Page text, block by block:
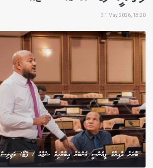
31 May 2026, 18:20
ބާރަށު ދާއިރާގެ ޕީއެންސީ މެންބަރު އިބްރާހިމް ޝުޖާއު / ފޮޓޯ: މަޖިލިސް